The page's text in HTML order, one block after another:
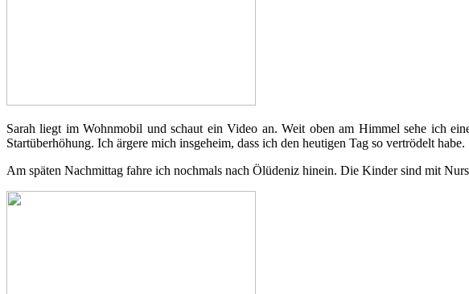
Sarah liegt im Wohnmobil und schaut ein Video an. Weit oben am Himmel sehe ich
Startüberhöhung. Ich ärgere mich insgeheim, dass ich den heutigen Tag so vertrödelt habe.
Am späten Nachmittag fahre ich nochmals nach Ölüdeniz hinein. Die Kinder sind mit